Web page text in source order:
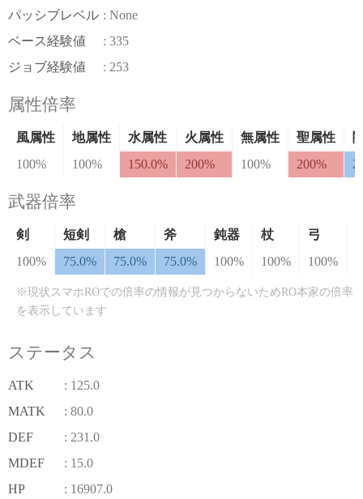
パッシブレベル : None
ベース経験値
: 335
ジョブ経験値
: 253
属性倍率
風属性 地属性 水属性 火属性 無属性 聖属性
100%
100% 150.0% 200% 100% 200%
武器倍率
剣 短剣 槍 斧 鈍器 杖 弓
100%
75.0% 75.0% 75.0% 100% 100% 100%
※現状スマホROでの倍率の情報が見つからないためRO本家の倍率
を表示しています
ステータス
ATK
: 125.0
MATK
: 80.0
DEF
: 231.0
MDEF
: 15.0
HP
: 16907.0